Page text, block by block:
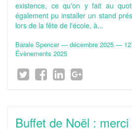
existence, ce qu'on y fait au
également pu installer un stand
lors de la fête de l'école, à...
Barale Spencer— décembre 2025 —
Évènements 2025
Buffet de Noël :